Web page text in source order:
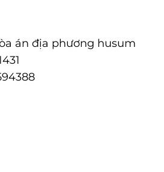
án địa phương husum